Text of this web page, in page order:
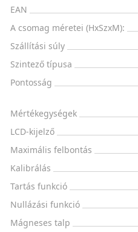
EAN
A csomag méretei (HxSzxM):
Szállítási súly
Szintező típusa
Pontosság
Mértékegységek
LCD-kijelző
Maximális felbontás
Kalibrálás
Tartás funkció
Nullázási funkció
Mágneses talp